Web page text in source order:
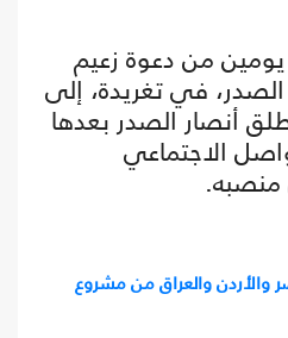
يومين من دعوة زعيم
في تغريدة، إلى
أنصار الصدر بعدها
الاجتماعي
منصبه.
والعراق من مشروع